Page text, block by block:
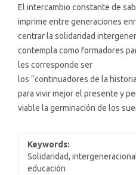
El intercambio constante de
imprime entre generaciones
centrar la solidaridad
contempla como formadores
les corresponde ser
los “continuadores de la
para vivir mejor el presente y
viable la germinación de los
Keywords:
Solidaridad,
educación